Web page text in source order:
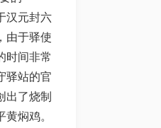
汉元封六
由于驿使
时间非常
驿站的官
出了烧制
焖鸡。